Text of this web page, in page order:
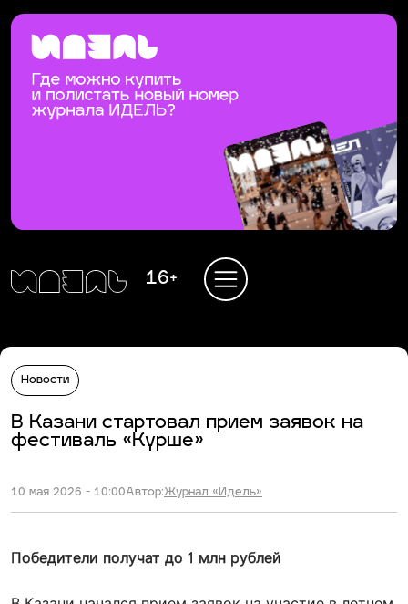
16+
Новости
В Казани стартовал прием заявок на
фестиваль «Күрше»
10 мая 2026 - 10:00Автор:Журнал «Идель»
Победители получат до 1 млн рублей